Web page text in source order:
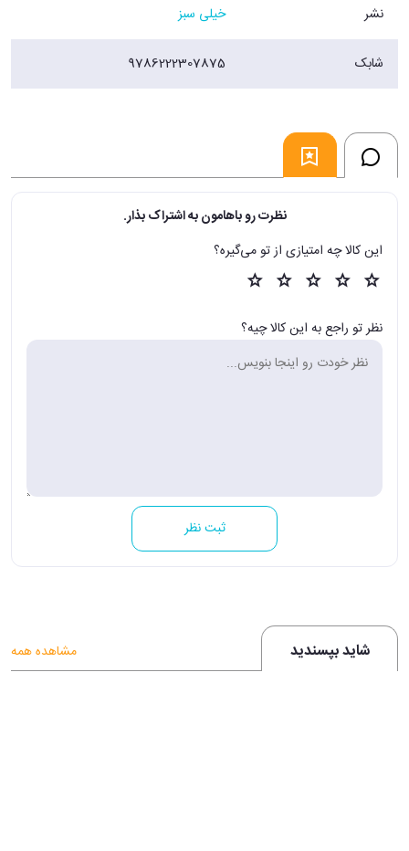
نشر خیلی سبز
شابک 9786222307875
نظرت رو باهامون به اشتراک بذار.
این کالا چه امتیازی از تو می‌گیره؟
نظر تو راجع به این کالا چیه؟
ثبت نظر
شاید بپسندید مشاهده همه